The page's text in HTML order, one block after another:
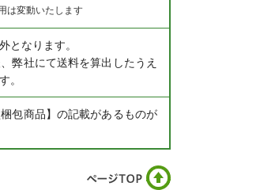
は変動いたします
となります。
弊社にて送料を算出したうえ
。
包商品】の記載があるものが